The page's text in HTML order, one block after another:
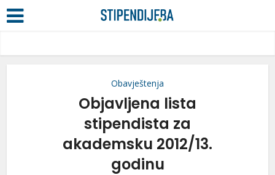
Obavještenja
Objavljena lista
stipendista za
akademsku 2012/13.
godinu